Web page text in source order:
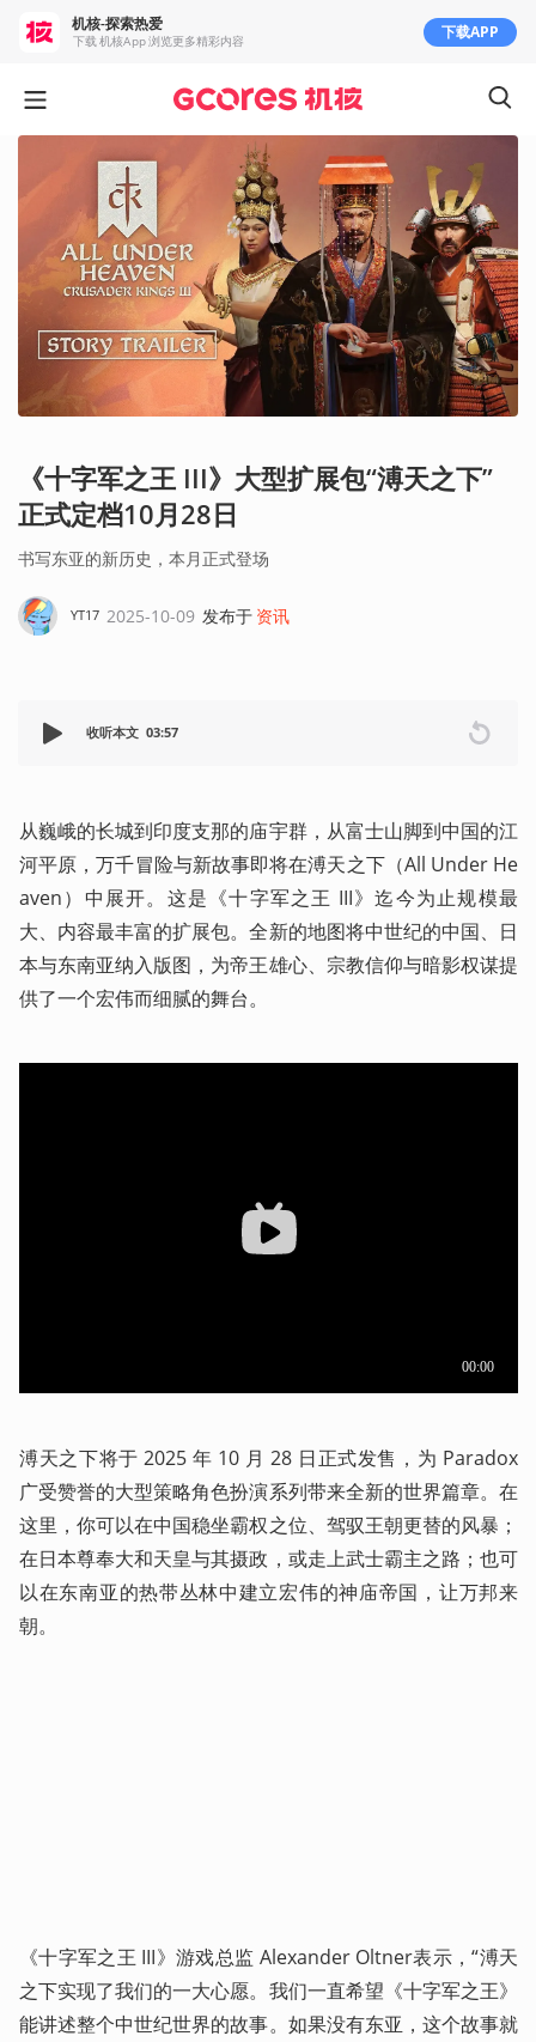
《十字军之王 III》大型扩展包“溥天之下”
正式定档10月28日
书写东亚的新历史，本月正式登场
YT17 2025-10-09 发布于 资讯
收听本文 03:57
从巍峨的长城到印度支那的庙宇群，从富士山脚到中国的江
河平原，万千冒险与新故事即将在溥天之下（All Under He
aven）中展开。这是《十字军之王 III》迄今为止规模最
大、内容最丰富的扩展包。全新的地图将中世纪的中国、日
本与东南亚纳入版图，为帝王雄心、宗教信仰与暗影权谋提
供了一个宏伟而细腻的舞台。
溥天之下将于 2025 年 10 月 28 日正式发售，为 Paradox
广受赞誉的大型策略角色扮演系列带来全新的世界篇章。在
这里，你可以在中国稳坐霸权之位、驾驭王朝更替的风暴；
在日本尊奉大和天皇与其摄政，或走上武士霸主之路；也可
以在东南亚的热带丛林中建立宏伟的神庙帝国，让万邦来
朝。
《十字军之王 III》游戏总监 Alexander Oltner表示，“溥天
之下实现了我们的一大心愿。我们一直希望《十字军之王》
能讲述整个中世纪世界的故事。如果没有东亚，这个故事就
机核-探索热爱
下载 机核App 浏览更多精彩内容 下载APP